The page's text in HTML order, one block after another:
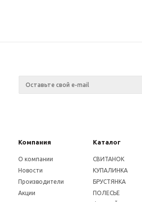
Компания Каталог
О компании
Новости
Производители
Акции
СВИТАНОК
КУПАЛИНКА
БРУСТЯНКА
ПОЛЕСЬЕ